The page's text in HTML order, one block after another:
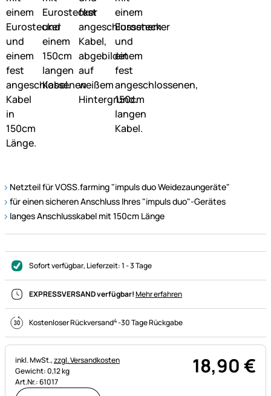
Netzteil für VOSS.farming "impuls duo Weidezaungeräte"
für einen sicheren Anschluss Ihres "impuls duo"-Gerätes
langes Anschlusskabel mit 150cm Länge
Sofort verfügbar, Lieferzeit:1 - 3 Tage
EXPRESSVERSAND verfügbar!Mehr erfahren
Kostenloser Rückversand4-30 Tage Rückgabe
Steuerhinweis:
inkl. MwSt.,zzgl. Versandkosten
Gewicht: 0,12 kg
Art.Nr.: 61017
18,90€